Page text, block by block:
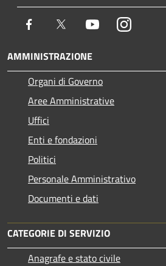
Facebook Twitter YoutubeInstagram
AMMINISTRAZIONE
Organi di Governo
Aree Amministrative
Uffici
Enti e fondazioni
Politici
Personale Amministrativo
Documenti e dati
CATEGORIE DI SERVIZIO
Anagrafe e stato civile